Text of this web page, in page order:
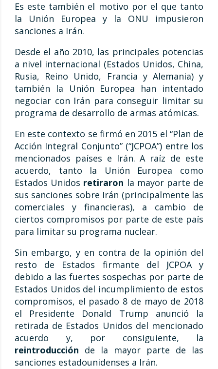
Es este también el motivo por el que tanto
la Unión Europea y la ONU impusieron
sanciones a Irán.
Desde el año 2010, las principales potencias
a nivel internacional (Estados Unidos, China,
Rusia, Reino Unido, Francia y Alemania) y
también la Unión Europea han intentado
negociar con Irán para conseguir limitar su
programa de desarrollo de armas atómicas.
En este contexto se firmó en 2015 el “Plan de
Acción Integral Conjunto” (“JCPOA”) entre los
mencionados países e Irán. A raíz de este
acuerdo, tanto la Unión Europea como
Estados Unidos retiraron la mayor parte de
sus sanciones sobre Irán (principalmente las
comerciales y financieras), a cambio de
ciertos compromisos por parte de este país
para limitar su programa nuclear.
Sin embargo, y en contra de la opinión del
resto de Estados firmante del JCPOA y
debido a las fuertes sospechas por parte de
Estados Unidos del incumplimiento de estos
compromisos, el pasado 8 de mayo de 2018
el Presidente Donald Trump anunció la
retirada de Estados Unidos del mencionado
acuerdo y, por consiguiente, la
reintroducción de la mayor parte de las
sanciones estadounidenses a Irán.